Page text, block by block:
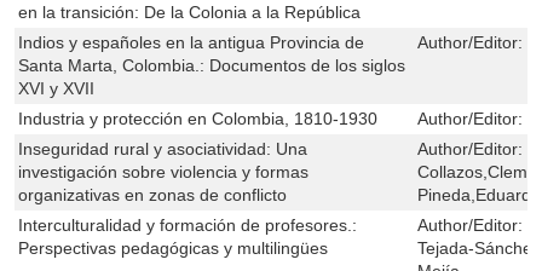
en la transición: De la Colonia a la República
Indios y españoles en la antigua Provincia de
Santa Marta, Colombia.: Documentos de los siglos
XVI y XVII
Author/Editor:
Industria y protección en Colombia, 1810-1930 Author/Editor:
Inseguridad rural y asociatividad: Una
investigación sobre violencia y formas
organizativas en zonas de conflicto
Author/Editor:
Interculturalidad y formación de profesores.:
Perspectivas pedagógicas y multilingües
Author/Editor:
Tejada-